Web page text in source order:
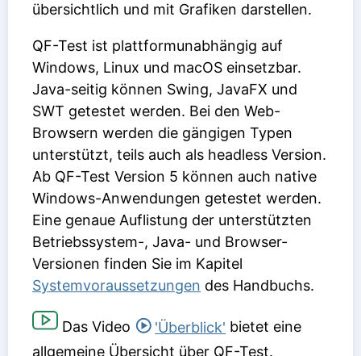
übersichtlich und mit Grafiken darstellen.
QF-Test ist plattformunabhängig auf
Windows, Linux und macOS einsetzbar.
Java-seitig können Swing, JavaFX und
SWT getestet werden. Bei den Web-
Browsern werden die gängigen Typen
unterstützt, teils auch als headless Version.
Ab QF-Test Version 5 können auch native
Windows-Anwendungen getestet werden.
Eine genaue Auflistung der unterstützten
Betriebssystem-, Java- und Browser-
Versionen finden Sie im Kapitel
Systemvoraussetzungen des Handbuchs.
Das Video 'Überblick' bietet eine
allgemeine Übersicht über QF-Test.